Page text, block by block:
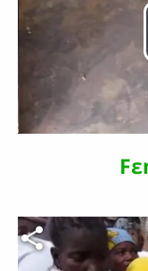
Fichier vidéo